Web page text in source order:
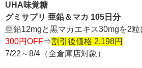
UHA味覚糖
グミサプリ 亜鉛＆マカ 105日分
亜鉛12mgと黒マカエキス30mgを2粒
300円OFF⇒割引後価格 2,198円
7/22～8/4（全倉庫店対象）